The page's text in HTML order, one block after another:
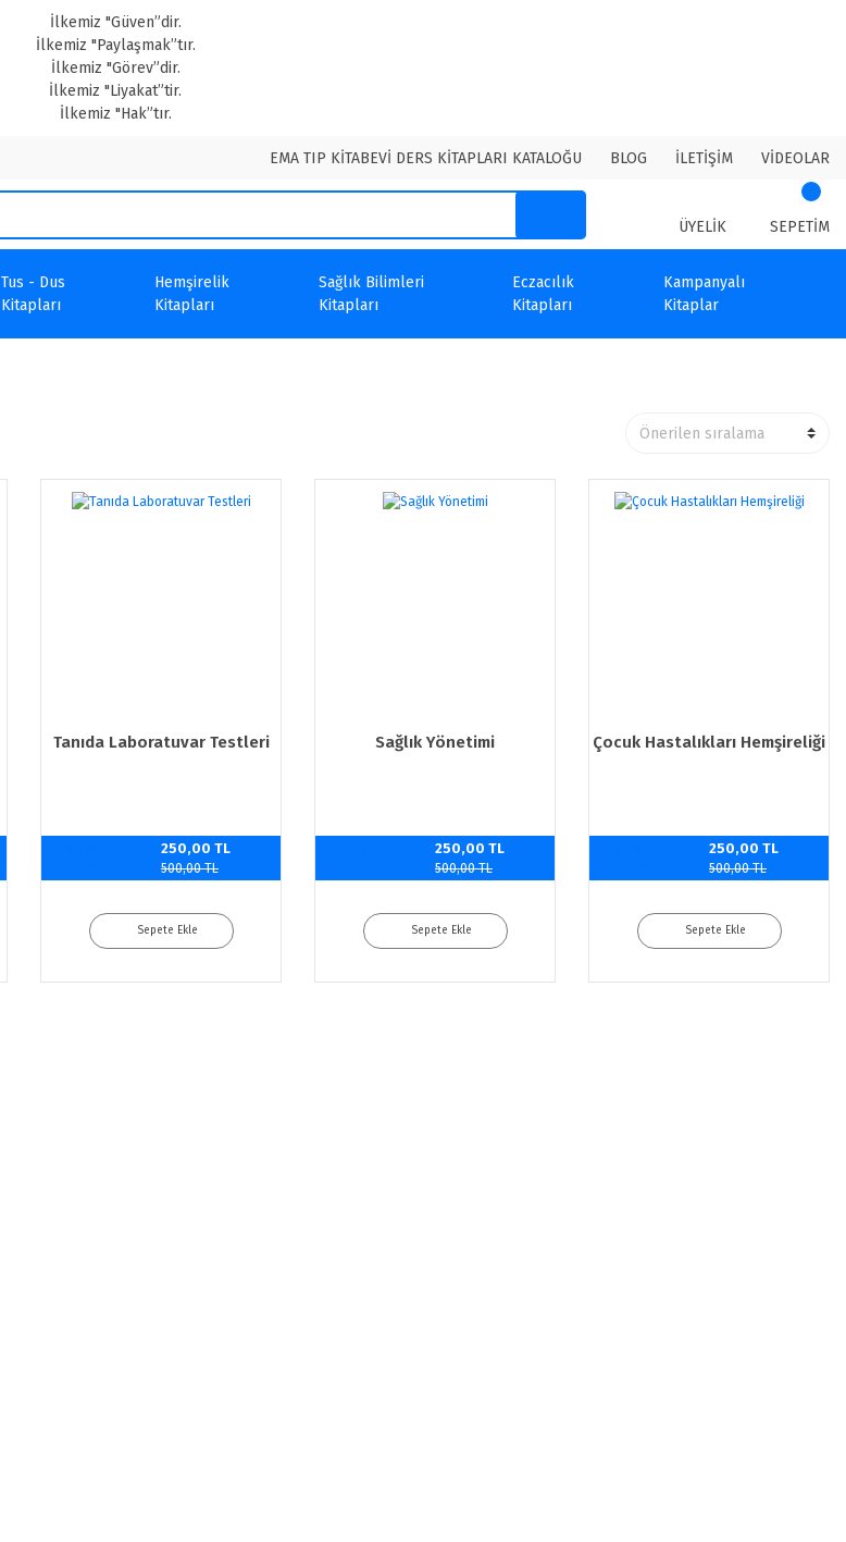
İlkemiz "Güven”dir.
İlkemiz "Paylaşmak”tır.
İlkemiz "Görev”dir.
İlkemiz "Liyakat”tir.
İlkemiz "Hak”tır.
EMA TIP KİTABEVİ DERS KİTAPLARI KATALOĞU BLOG İLETİŞİM VİDEOLAR
ÜYELİK SEPETİM
Tus - Dus
Kitapları
Hemşirelik
Kitapları
Sağlık Bilimleri
Kitapları
Eczacılık
Kitapları
Kampanyalı
Kitaplar
Tanıda Laboratuvar Testleri
250,00 TL
500,00 TL
Sepete Ekle
Sağlık Yönetimi
250,00 TL
500,00 TL
Sepete Ekle
Çocuk Hastalıkları Hemşireliği
250,00 TL
500,00 TL
Sepete Ekle